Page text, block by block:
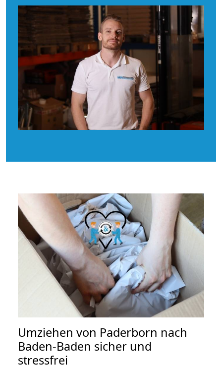
Umziehen von Paderborn nach
Baden-Baden sicher und
stressfrei